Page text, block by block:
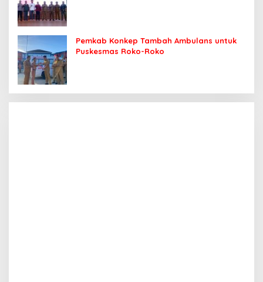
Pemkab Konkep Tambah Ambulans untuk
Puskesmas Roko-Roko